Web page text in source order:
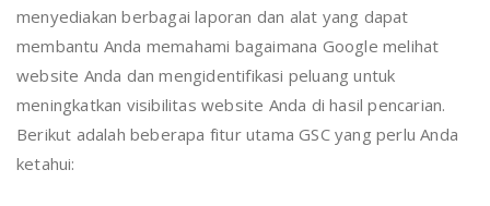
menyediakan berbagai laporan dan alat yang dapat
membantu Anda memahami bagaimana Google melihat
website Anda dan mengidentifikasi peluang untuk
meningkatkan visibilitas website Anda di hasil pencarian.
Berikut adalah beberapa fitur utama GSC yang perlu Anda
ketahui: